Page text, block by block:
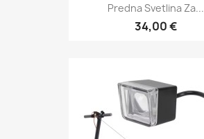
Predna Svetlina Za...
34,00 €